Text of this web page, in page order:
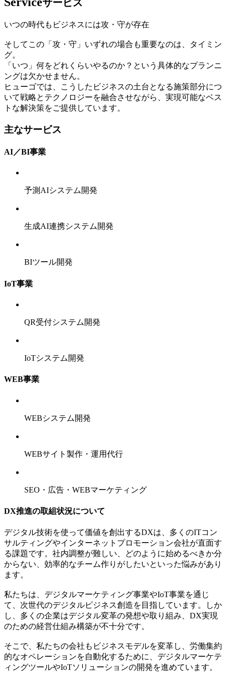
サービス
いつの時代もビジネスには攻・守が存在
そしてこの「攻・守」いずれの場合も重要なのは、タイミン
グ。
「いつ」何をどれくらいやるのか？という具体的なプランニ
ングは欠かせません。
ヒューゴでは、こうしたビジネスの土台となる施策部分につ
いて戦略とテクノロジーを融合させながら、実現可能なベス
トな解決策をご提供しています。
主なサービス
AI／BI事業
予測AIシステム開発
生成AI連携システム開発
BIツール開発
IoT事業
QR受付システム開発
IoTシステム開発
WEB事業
WEBシステム開発
WEBサイト製作・運用代行
SEO・広告・WEBマーケティング
DX推進の取組状況について
デジタル技術を使って価値を創出するDXは、多くのITコン
サルティングやインターネットプロモーション会社が直面す
る課題です。社内調整が難しい、どのように始めるべきか分
からない、効率的なチーム作りがしたいといった悩みがあり
ます。
私たちは、デジタルマーケティング事業やIoT事業を通じ
て、次世代のデジタルビジネス創造を目指しています。しか
し、多くの企業はデジタル変革の発想や取り組み、DX実現
のための経営仕組み構築が不十分です。
そこで、私たちの会社もビジネスモデルを変革し、労働集約
的なオペレーションを自動化するために、デジタルマーケテ
ィングツールやIoTソリューションの開発を進めています。